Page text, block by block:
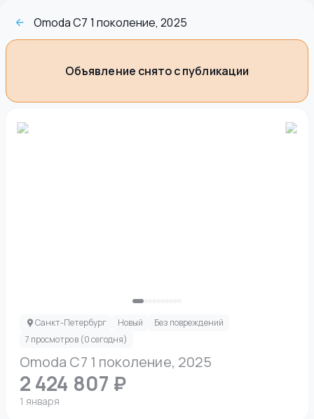
Omoda C7 1 поколение, 2025
Объявление снято с публикации
Omoda C7 1 поколение, 2025
2 424 807 ₽
1 января
Санкт-Петербург Новый
Без повреждений
7 просмотров (0 сегодня)